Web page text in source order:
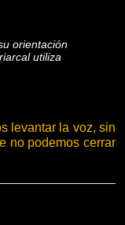
orientación
utiliza
levantar la voz, sin
no podemos cerrar